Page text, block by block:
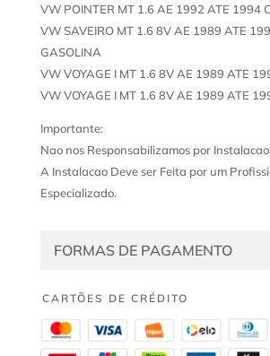
VW POINTER MT 1.6 AE 1992 ATE 1994
VW SAVEIRO MT 1.6 8V AE 1989 ATE
GASOLINA
VW VOYAGE I MT 1.6 8V AE 1989 ATE
VW VOYAGE I MT 1.6 8V AE 1989 ATE
Importante:
Nao nos Responsabilizamos por
A Instalacao Deve ser Feita por um
Especializado.
FORMAS DE PAGAMENTO
CARTÕES DE CRÉDITO